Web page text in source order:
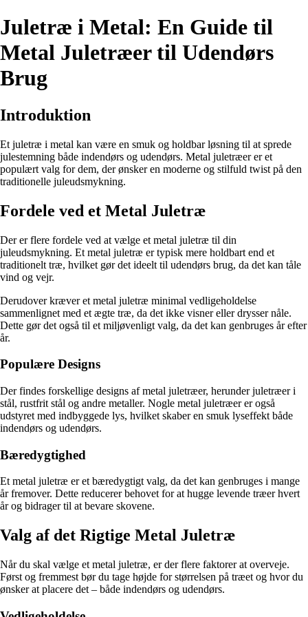
Juletræ i Metal: En Guide til
Metal Juletræer til Udendørs
Brug
Introduktion
Et juletræ i metal kan være en smuk og holdbar løsning til at sprede
julestemning både indendørs og udendørs. Metal juletræer er et
populært valg for dem, der ønsker en moderne og stilfuld twist på den
traditionelle juleudsmykning.
Fordele ved et Metal Juletræ
Der er flere fordele ved at vælge et metal juletræ til din
juleudsmykning. Et metal juletræ er typisk mere holdbart end et
traditionelt træ, hvilket gør det ideelt til udendørs brug, da det kan tåle
vind og vejr.
Derudover kræver et metal juletræ minimal vedligeholdelse
sammenlignet med et ægte træ, da det ikke visner eller drysser nåle.
Dette gør det også til et miljøvenligt valg, da det kan genbruges år efter
år.
Populære Designs
Der findes forskellige designs af metal juletræer, herunder juletræer i
stål, rustfrit stål og andre metaller. Nogle metal juletræer er også
udstyret med indbyggede lys, hvilket skaber en smuk lyseffekt både
indendørs og udendørs.
Bæredygtighed
Et metal juletræ er et bæredygtigt valg, da det kan genbruges i mange
år fremover. Dette reducerer behovet for at hugge levende træer hvert
år og bidrager til at bevare skovene.
Valg af det Rigtige Metal Juletræ
Når du skal vælge et metal juletræ, er der flere faktorer at overveje.
Først og fremmest bør du tage højde for størrelsen på træet og hvor du
ønsker at placere det – både indendørs og udendørs.